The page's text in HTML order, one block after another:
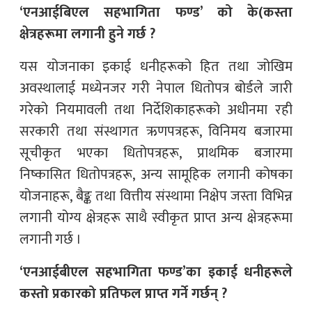
‘एनआईबिएल सहभागिता फण्ड’ को के(कस्ता
क्षेत्रहरूमा लगानी हुने गर्छ ?
यस योजनाका इकाई धनीहरूको हित तथा जोखिम
अवस्थालाई मध्येनजर गरी नेपाल धितोपत्र बोर्डले जारी
गरेको नियमावली तथा निर्देशिकाहरूको अधीनमा रही
सरकारी तथा संस्थागत ऋणपत्रहरू, विनिमय बजारमा
सूचीकृत भएका धितोपत्रहरू, प्राथमिक बजारमा
निष्कासित धितोपत्रहरू, अन्य सामूहिक लगानी कोषका
योजनाहरू, बैङ्क तथा वित्तीय संस्थामा निक्षेप जस्ता विभिन्न
लगानी योग्य क्षेत्रहरू साथै स्वीकृत प्राप्त अन्य क्षेत्रहरूमा
लगानी गर्छ ।
‘एनआईबीएल सहभागिता फण्ड’का इकाई धनीहरूले
कस्तो प्रकारको प्रतिफल प्राप्त गर्ने गर्छन् ?